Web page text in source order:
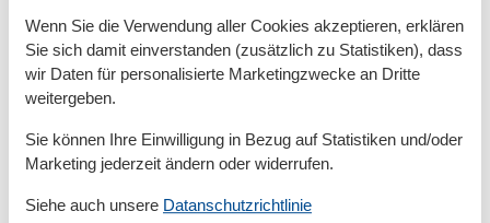
Küche
Kühlschrank
Toaster
Wasserkocher
Unterkunft
Balkon
Betten
Doppelbetten
Wenn Sie die Verwendung aller Cookies akzeptieren, erklären
Sie sich damit einverstanden (zusätzlich zu Statistiken), dass
wir Daten für personalisierte Marketingzwecke an Dritte
weitergeben.
Sie können Ihre Einwilligung in Bezug auf Statistiken und/oder
Marketing jederzeit ändern oder widerrufen.
Siehe auch unsere Datanschutzrichtlinie